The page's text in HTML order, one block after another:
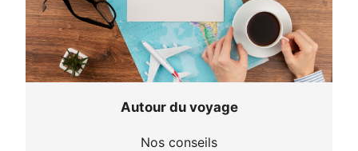
Autour du voyage
Nos conseils